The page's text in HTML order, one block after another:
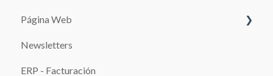
Edita las páginas de tu sitio web
SEO
Configuración de la Página de Reservas y de la
Página Web
SISTEMAS DE PAGO
Promociones
Newsletters
ERP - Facturación